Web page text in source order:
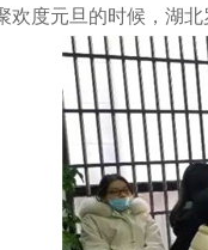
欢度元旦的时候，湖